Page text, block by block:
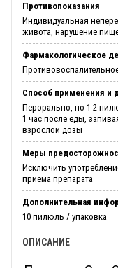
Противопоказания
Индивидуальная
живота, нарушение
Фармакологическое
Способ применения и
Перорально, по 1-2
1 час после еды,
взрослой дозы
Меры
Исключить
приема препарата
Дополнительная
10 пилюль / упаковка
ОПИСАНИЕ